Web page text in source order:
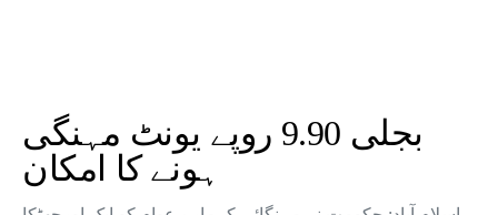
بجلی 9.90 روپے یونٹ مہنگی
ہونے کا امکان